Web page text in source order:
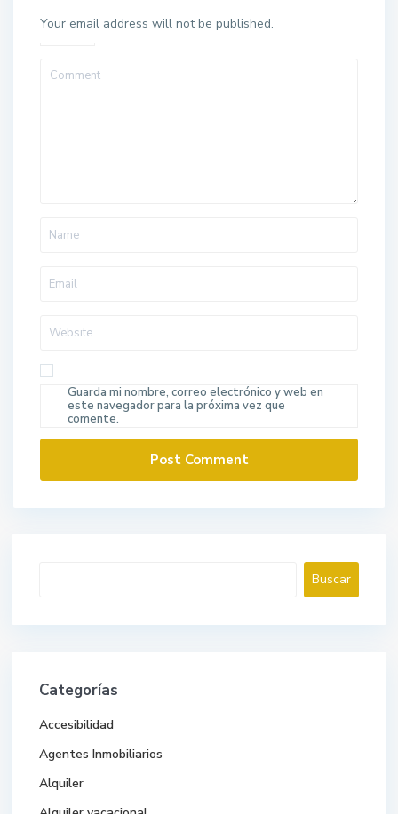
Your email address will not be published.
Guarda mi nombre, correo electrónico y web en
este navegador para la próxima vez que
comente.
Buscar
Categorías
Accesibilidad
Agentes Inmobiliarios
Alquiler